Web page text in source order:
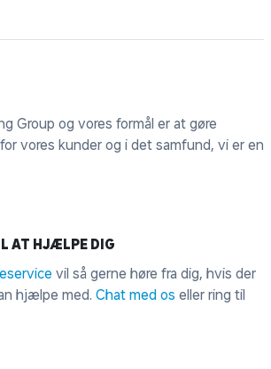
Group og vores formål er at gøre
vores kunder og i det samfund, vi er en
AT HJÆLPE DIG
vil så gerne høre fra dig, hvis der
hjælpe med. Chat med os eller ring til